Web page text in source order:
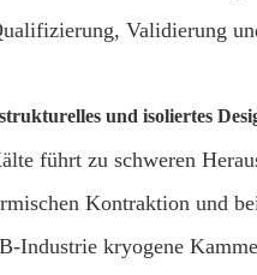
Validierung
und isoliertes
führt zu schweren
Kontraktion und
Industrie kryogene